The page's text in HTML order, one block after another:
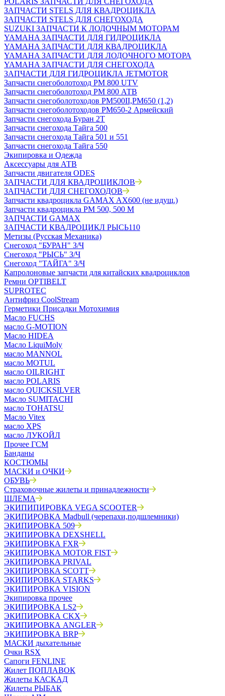
ЗАПЧАСТИ STELS ДЛЯ КВАДРОЦИКЛА
ЗАПЧАСТИ STELS ДЛЯ СНЕГОХОДА
SUZUKI ЗАПЧАСТИ К ЛОДОЧНЫМ МОТОРАМ
YAMAHA ЗАПЧАСТИ ДЛЯ ГИДРОЦИКЛА
YAMAHA ЗАПЧАСТИ ДЛЯ КВАДРОЦИКЛА
YAMAHA ЗАПЧАСТИ ДЛЯ ЛОДОЧНОГО МОТОРА
YAMAHA ЗАПЧАСТИ ДЛЯ СНЕГОХОДА
ЗАПЧАСТИ ДЛЯ ГИДРОЦИКЛА JETMOTOR
Запчасти снегоболотоход РМ 800 UTV
Запчасти снегоболотоход РМ 800 АТВ
Запчасти снегоболотоходов РМ500II,РМ650 (1,2)
Запчасти снегоболотоходов РМ650-2 Армейский
Запчасти снегохода Буран 2Т
Запчасти снегохода Тайга 500
Запчасти снегохода Тайга 501 и 551
Запчасти снегохода Тайга 550
Экипировка и Одежда
Аксессуары для АТВ
Запчасти двигателя ODES
ЗАПЧАСТИ ДЛЯ КВАДРОЦИКЛОВ
ЗАПЧАСТИ ДЛЯ СНЕГОХОДОВ
Запчасти квадроцикла GAMAX AX600 (не идущ.)
Запчасти квадроцикла РМ 500, 500 М
ЗАПЧАСТИ GAMAX
ЗАПЧАСТИ КВАДРОЦИКЛ РЫСЬ110
Метизы (Русская Механика)
Снегоход "БУРАН" З/Ч
Снегоход "РЫСЬ" З/Ч
Снегоход "ТАЙГА" З/Ч
Капролоновые запчасти для китайских квадроциклов
Ремни OPTIBELT
SUPROTEC
Антифриз CoolStream
Герметики Присадки Мотохимия
Масло FUCHS
масло G-MOTION
Масло HIDEA
Масло LiquiMoly
масло MANNOL
масло MOTUL
масло OILRIGHT
масло POLARIS
масло QUICKSILVER
Масло SUMITACHI
масло TOHATSU
Масло Vitex
масло XPS
масло ЛУКОЙЛ
Прочее ГСМ
Банданы
КОСТЮМЫ
МАСКИ и ОЧКИ
ОБУВЬ
Страховочные жилеты и принадлежности
ШЛЕМА
ЭКИПИПИРОВКА VEGA SCOOTER
ЭКИПИРОВКА Madbull (черепахи,подшлемники)
ЭКИПИРОВКА 509
ЭКИПИРОВКА DEXSHELL
ЭКИПИРОВКА FXR
ЭКИПИРОВКА MOTOR FIST
ЭКИПИРОВКА PRIVAL
ЭКИПИРОВКА SCOTT
ЭКИПИРОВКА STARKS
ЭКИПИРОВКА VISION
Экипировка прочее
ЭКИПИРОВКА LS2
ЭКИПИРОВКА CKX
ЭКИПИРОВКА ANGLER
ЭКИПИРОВКА BRP
МАСКИ дыхательные
Очки RSX
Сапоги FENLINE
Жилет ПОПЛАВОК
Жилеты КАСКАД
Жилеты РЫБАК